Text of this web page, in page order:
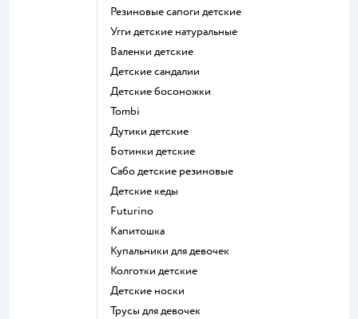
Резиновые сапоги детские
Угги детские натуральные
Валенки детские
Детские сандалии
Детские босоножки
Tombi
Дутики детские
Ботинки детские
Сабо детские резиновые
Детские кеды
Futurino
Капитошка
Купальники для девочек
Колготки детские
Детские носки
Трусы для девочек